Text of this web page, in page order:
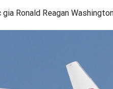
gia Ronald Reagan